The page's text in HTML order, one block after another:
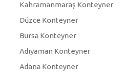
Kahramanmaraş Konteyner
Düzce Konteyner
Bursa Konteyner
Adıyaman Konteyner
Adana Konteyner